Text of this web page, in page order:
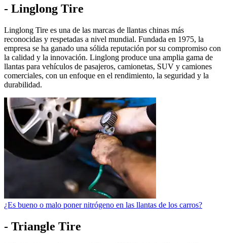
- Linglong Tire
Linglong Tire es una de las marcas de llantas chinas más
reconocidas y respetadas a nivel mundial. Fundada en 1975, la
empresa se ha ganado una sólida reputación por su compromiso con
la calidad y la innovación. Linglong produce una amplia gama de
llantas para vehículos de pasajeros, camionetas, SUV y camiones
comerciales, con un enfoque en el rendimiento, la seguridad y la
durabilidad.
¿Es bueno o malo poner nitrógeno en las llantas de los carros?
- Triangle Tire